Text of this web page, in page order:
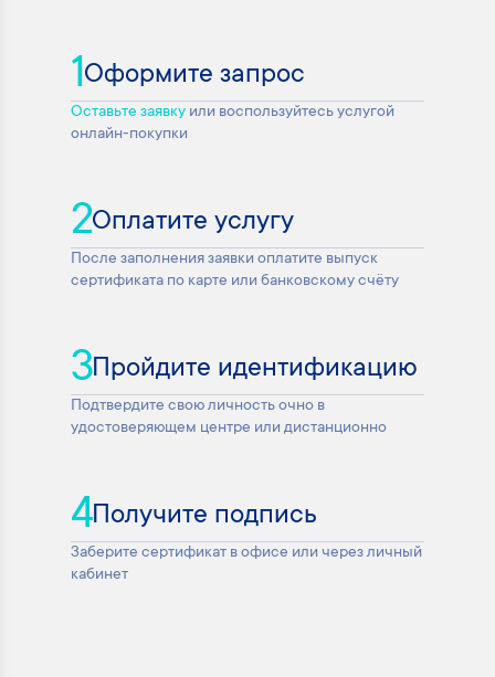
1Оформите запрос
Оставьте заявку или воспользуйтесь услугой
онлайн-покупки
2Оплатите услугу
После заполнения заявки оплатите выпуск
сертификата по карте или банковскому счёту
3Пройдите идентификацию
Подтвердите свою личность очно в
удостоверяющем центре или дистанционно
4Получите подпись
Заберите сертификат в офисе или через личный
кабинет